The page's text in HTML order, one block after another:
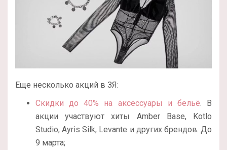
Еще несколько акций в ЗЯ:
Скидки до 40% на аксессуары и бельё. В
акции участвуют хиты Amber Base, Kotlo
Studio, Ayris Silk, Levante и других брендов. До
9 марта;